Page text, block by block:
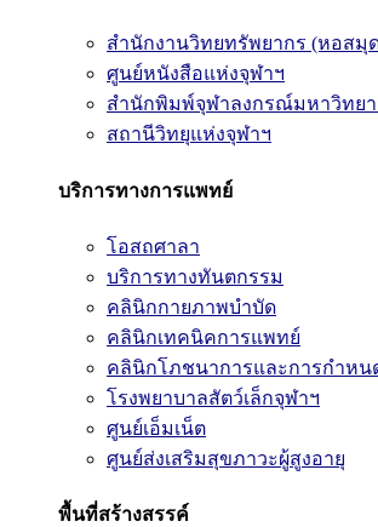
สำนักงานวิทยทรัพยากร (หอสมุ
ศูนย์หนังสือแห่งจุฬาฯ
สำนักพิมพ์จุฬาลงกรณ์มหาวิทยา
สถานีวิทยุแห่งจุฬาฯ
บริการทางการแพทย์
โอสถศาลา
บริการทางทันตกรรม
คลินิกกายภาพบำบัด
คลินิกเทคนิคการแพทย์
คลินิกโภชนาการและการกำหน
โรงพยาบาลสัตว์เล็กจุฬาฯ
ศูนย์เอ็มเน็ต
ศูนย์ส่งเสริมสุขภาวะผู้สูงอายุ
พื้นที่สร้างสรรค์